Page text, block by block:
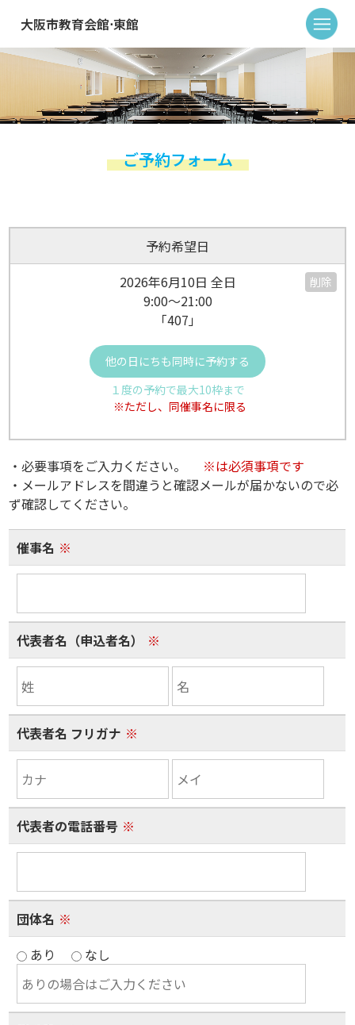
大阪市教育会館⋅東館
ご予約フォーム
予約希望日
2026年6月10日 全日
9:00～21:00
「407」
削除
他の日にちも同時に予約する
１度の予約で最大10枠まで
※ただし、同催事名に限る
・必要事項をご入力ください。
※は必須事項です
・メールアドレスを間違うと確認メールが届かないので必
ず確認してください。
催事名 ※
代表者名（申込者名） ※
代表者名 フリガナ ※
代表者の電話番号 ※
団体名 ※
あり
なし